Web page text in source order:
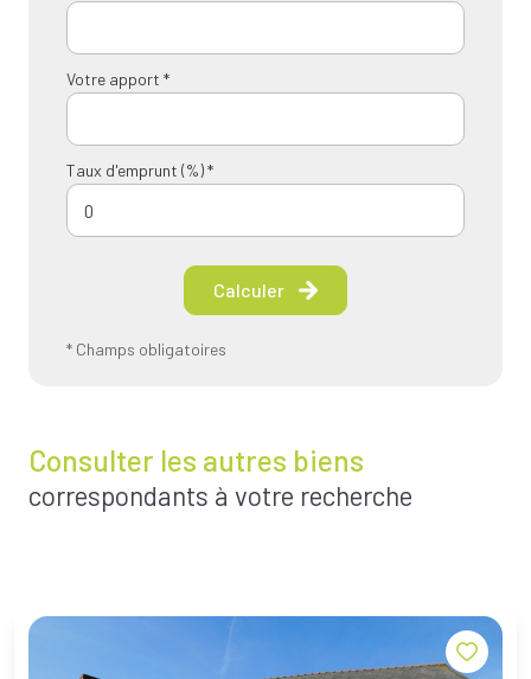
Votre apport *
Taux d'emprunt (%) *
Calculer
* Champs obligatoires
Consulter les autres biens
correspondants à votre recherche